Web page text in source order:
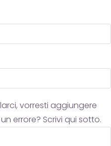
vorresti aggiungere
errore? Scrivi qui sotto.